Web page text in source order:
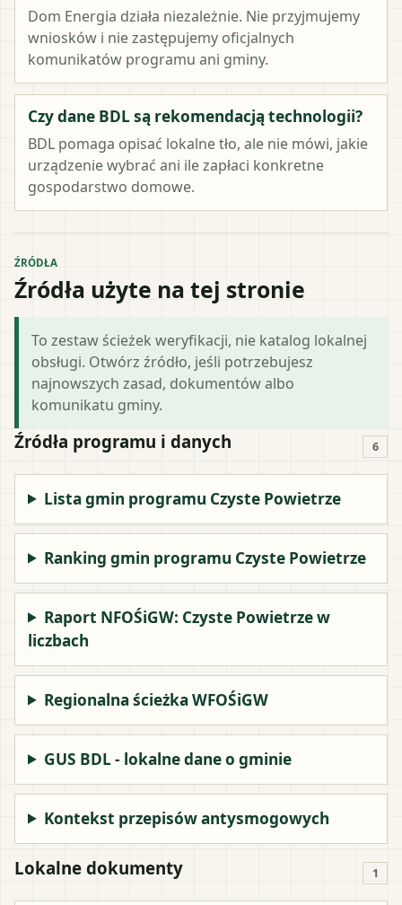
Dom Energia działa niezależnie. Nie przyjmujemy
wniosków i nie zastępujemy oficjalnych
komunikatów programu ani gminy.
Czy dane BDL są rekomendacją technologii?
BDL pomaga opisać lokalne tło, ale nie mówi, jakie
urządzenie wybrać ani ile zapłaci konkretne
gospodarstwo domowe.
ŹRÓDŁA
Źródła użyte na tej stronie
To zestaw ścieżek weryfikacji, nie katalog lokalnej
obsługi. Otwórz źródło, jeśli potrzebujesz
najnowszych zasad, dokumentów albo
komunikatu gminy.
Źródła programu i danych 6
Lista gmin programu Czyste Powietrze
Ranking gmin programu Czyste Powietrze
Raport NFOŚiGW: Czyste Powietrze w
liczbach
Regionalna ścieżka WFOŚiGW
GUS BDL - lokalne dane o gminie
Kontekst przepisów antysmogowych
Lokalne dokumenty 1